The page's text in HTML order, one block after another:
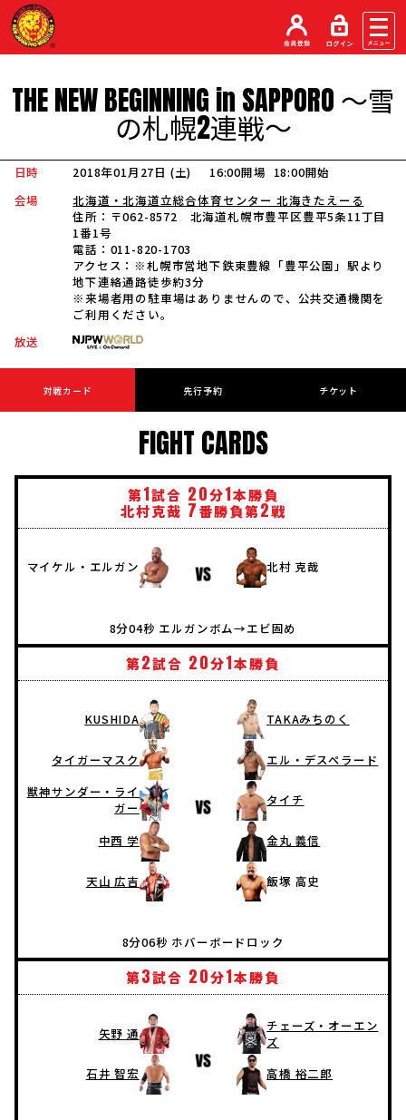
THENEWBEGINNING in SAPPORO ～雪
の札幌2連戦～
日時 2018年01月27日 (土) 16:00開場 18:00開始
会場
北海道・北海道立総合体育センター 北海きたえーる
住所： 〒062-8572 北海道札幌市豊平区豊平5条11丁目
1番1号
電話： 011-820-1703
アクセス： ※札幌市営地下鉄東豊線「豊平公園」駅より
地下連絡通路徒歩約3分
※来場者用の駐車場はありませんので、公共交通機関を
ご利用ください。
放送
対戦カード 先行予約 チケット
FIGHT CARDS
第1試合 20分1本勝負
北村克哉 7番勝負第2戦
マイケル・エルガン 北村 克哉
8分04秒 エルガンボム→エビ固め
第2試合 20分1本勝負
KUSHIDA
タイガーマスク
獣神サンダー・ライ
ガー
中西 学
天山 広吉
TAKAみちのく
エル・デスペラード
タイチ
金丸 義信
飯塚 高史
8分06秒 ホバーボードロック
第3試合 20分1本勝負
矢野 通
石井 智宏
チェーズ・オーエン
ズ
高橋 裕二郎